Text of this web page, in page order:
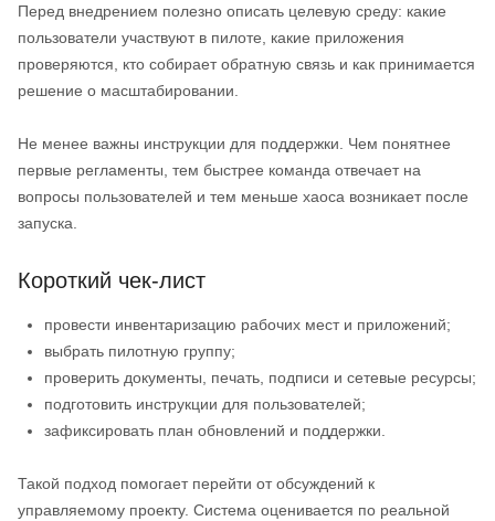
Перед внедрением полезно описать целевую среду: какие
пользователи участвуют в пилоте, какие приложения
проверяются, кто собирает обратную связь и как принимается
решение о масштабировании.
Не менее важны инструкции для поддержки. Чем понятнее
первые регламенты, тем быстрее команда отвечает на
вопросы пользователей и тем меньше хаоса возникает после
запуска.
Короткий чек-лист
провести инвентаризацию рабочих мест и приложений;
выбрать пилотную группу;
проверить документы, печать, подписи и сетевые ресурсы;
подготовить инструкции для пользователей;
зафиксировать план обновлений и поддержки.
Такой подход помогает перейти от обсуждений к
управляемому проекту. Система оценивается по реальной